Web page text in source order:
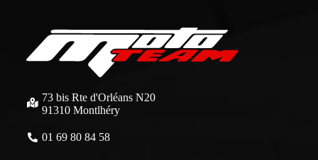
73 bis Rte d'Orléans N20
91310 Montlhéry
01 69 80 84 58